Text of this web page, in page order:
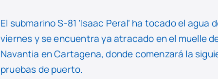
El submarino S-81 ‘Isaac Peral’ ha tocado el
viernes y se encuentra ya atracado en el muelle
Navantia en Cartagena, donde comenzará la
pruebas de puerto.